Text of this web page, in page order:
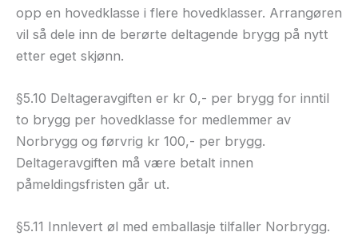
opp en hovedklasse i flere hovedklasser. Arrangøren
vil så dele inn de berørte deltagende brygg på nytt
etter eget skjønn.
§5.10 Deltageravgiften er kr 0,- per brygg for inntil
to brygg per hovedklasse for medlemmer av
Norbrygg og førvrig kr 100,- per brygg.
Deltageravgiften må være betalt innen
påmeldingsfristen går ut.
§5.11 Innlevert øl med emballasje tilfaller Norbrygg.